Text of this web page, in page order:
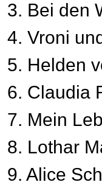
3. Bei den
4. Vroni
5. Helden
6. Claudia
7. Mein
8. Lothar
9. Alice